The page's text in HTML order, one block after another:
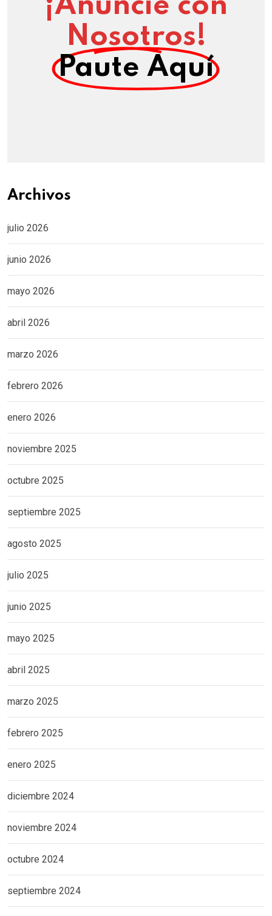
¡Anuncie con
Nosotros!
Paute Aquí
Archivos
julio 2026
junio 2026
mayo 2026
abril 2026
marzo 2026
febrero 2026
enero 2026
noviembre 2025
octubre 2025
septiembre 2025
agosto 2025
julio 2025
junio 2025
mayo 2025
abril 2025
marzo 2025
febrero 2025
enero 2025
diciembre 2024
noviembre 2024
octubre 2024
septiembre 2024